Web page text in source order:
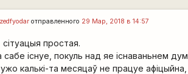
отправленного 29 Мар, 2018 в 14:57
простая.
існуе, покуль над яе існаваньнем
калькі-та месяцаў не працуе